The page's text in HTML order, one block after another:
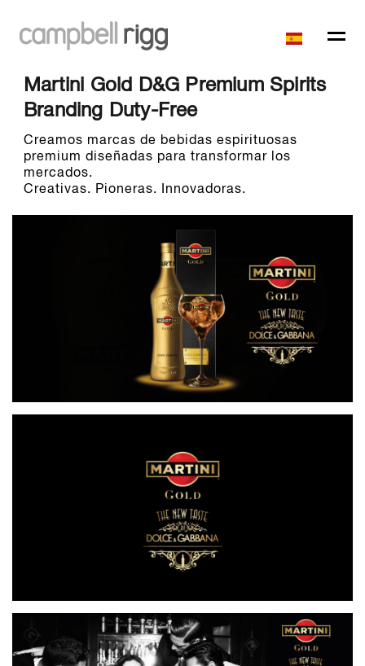
Martini Gold D&G Premium Spirits
Branding Duty-Free
Creamos marcas de bebidas espirituosas
premium diseñadas para transformar los
mercados.
Creativas. Pioneras. Innovadoras.